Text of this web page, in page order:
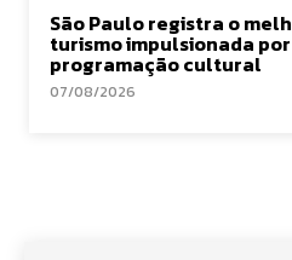
São Paulo registra o
turismo impulsionada
programação cultural
07/08/2026